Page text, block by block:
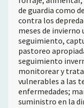
de guardia como
contra los
meses de
seguimiento,
pastoreo
seguimiento
monitorear y
vulnerables a las
enfermedades;
suministro en la